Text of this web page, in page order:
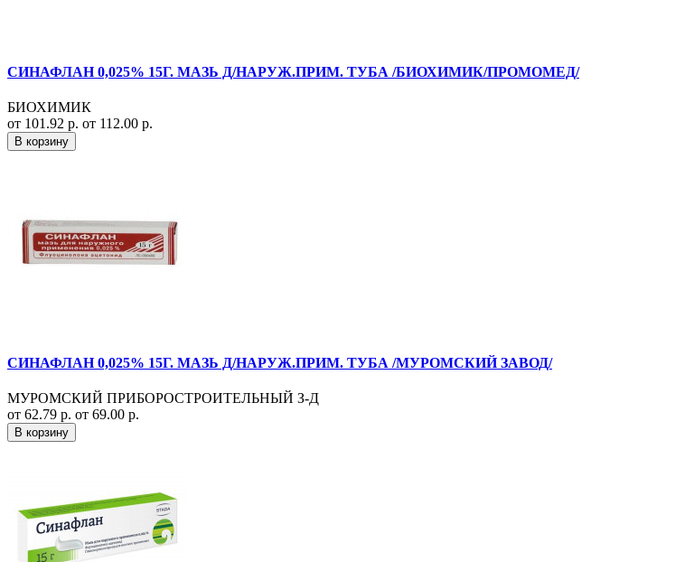
СИНАФЛАН 0,025% 15Г. МАЗЬ Д/НАРУЖ.ПРИМ. ТУБА /БИОХИМИК/ПРОМОМЕД/
БИОХИМИК
от 101.92 р. от 112.00 р.
В корзину
СИНАФЛАН 0,025% 15Г. МАЗЬ Д/НАРУЖ.ПРИМ. ТУБА /МУРОМСКИЙ ЗАВОД/
МУРОМСКИЙ ПРИБОРОСТРОИТЕЛЬНЫЙ З-Д
от 62.79 р. от 69.00 р.
В корзину